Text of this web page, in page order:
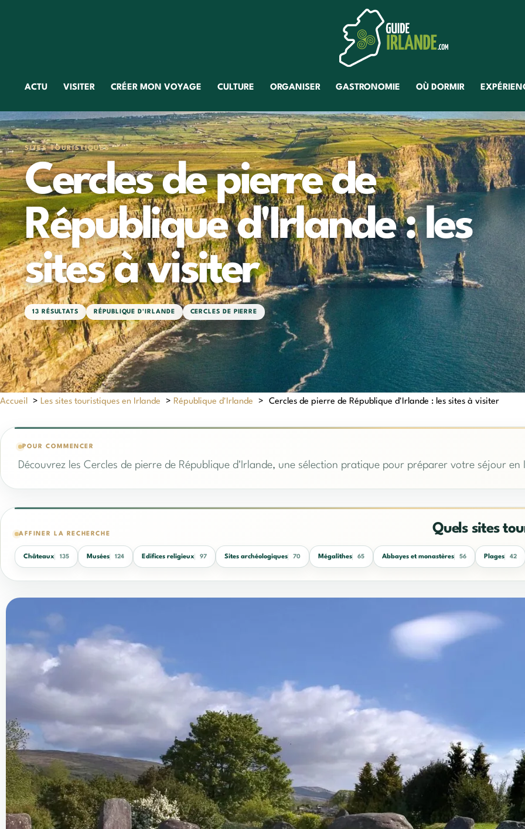
ACTU VISITER CRÉER MON VOYAGE CULTURE ORGANISER GASTRONOMIE OÙ DORMIR
SITES TOURISTIQUES
Cercles de pierre de
République d'Irlande : les
sites à visiter
13 RÉSULTATS RÉPUBLIQUE D'IRLANDE CERCLES DE PIERRE
Accueil > Les sites touristiques en Irlande > République d'Irlande > Cercles de pierre de République d'Irlande : les sites à visiter
POUR COMMENCER
Découvrez les Cercles de pierre de République d'Irlande, une sélection pratique pour préparer votre séjour en
AFFINER LA RECHERCHE Quels sites
Châteaux 135 Musées 124 Edifices religieux 97 Sites archéologiques 70 Mégalithes 65 Abbayes et monastères 56 Plages 42